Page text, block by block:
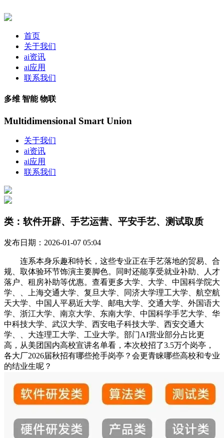
首页
关于我们
ai资讯
ai应用
联系我们
多维 智能 物联
Multidimensional Smart Union
关于我们
ai资讯
ai应用
联系我们
类：软件开辟、手艺运营、平安手艺、测试取质
发布日期：2026-01-07 05:04
连系本身乐趣和特长，这些专业正在手艺落地的贸易、合
规、取体验环节饰演主要脚色。同时还能享受就业补助、人才
落户、租房补助等优惠。查看更多大学、大学、中国科学院大
学、、上海交通大学、复旦大学、同济大学理工大学、航空航
天大学、中国人平易近大学、邮电大学、交通大学、外国语大
学、浙江大学、南京大学、东南大学、中国科学手艺大学、华
中科技大学、武汉大学、西安电子科技大学、西安交通大
学、、大连理工大学、工业大学。部门AI营业部分占比更
高，从美团国内高校宣讲名单看，本次校招了3.5万个岗亭，
各大厂2026届秋招有哪些抢手岗亭？会更青睐哪些高校和专业
的结业生呢？